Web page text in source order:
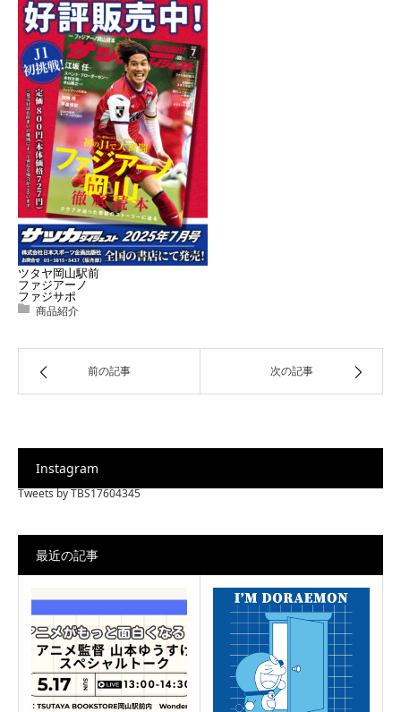
ツタヤ岡山駅前
ファジアーノ
ファジサポ
商品紹介
前の記事 次の記事
Instagram
Tweets by TBS17604345
最近の記事